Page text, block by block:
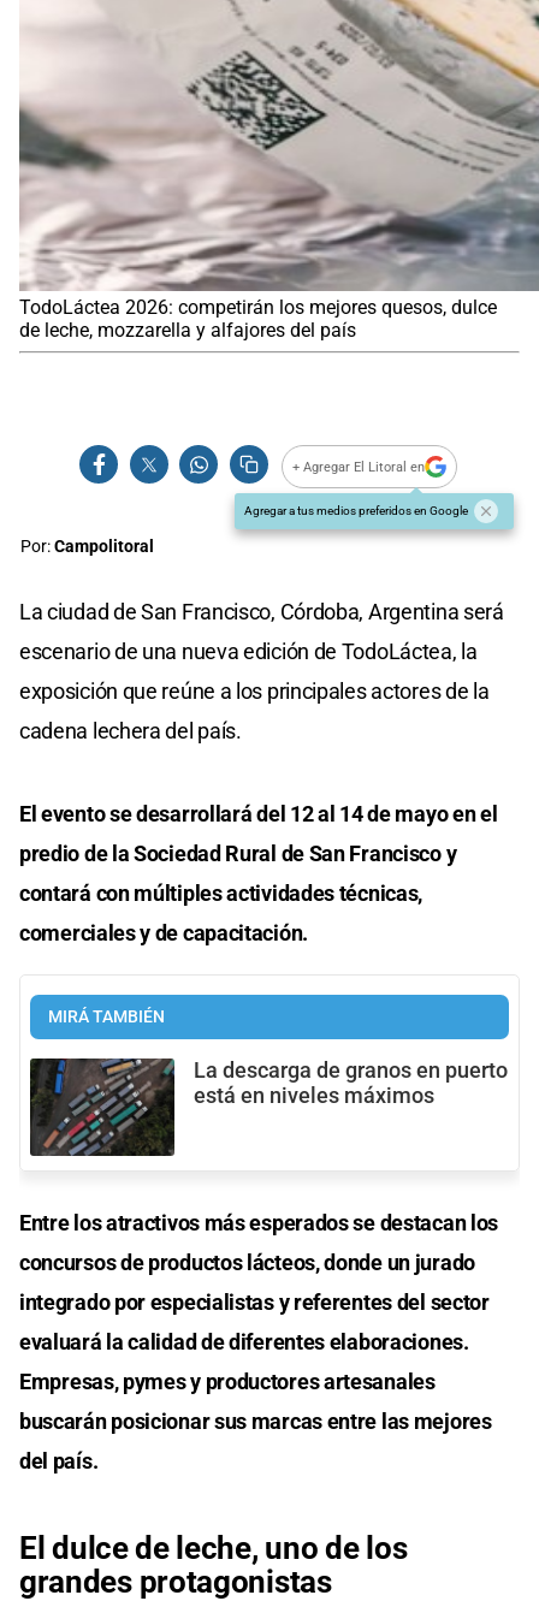
TodoLáctea 2026: competirán los mejores quesos, dulce
de leche, mozzarella y alfajores del país
+ Agregar El Litoral en
Agregar a tus medios preferidos en Google
Por:Campolitoral
La ciudad de San Francisco, Córdoba, Argentina será
escenario de una nueva edición de TodoLáctea, la
exposición que reúne a los principales actores de la
cadena lechera del país.
El evento se desarrollará del 12 al 14 de mayo en el
predio de la Sociedad Rural de San Francisco y
contará con múltiples actividades técnicas,
comerciales y de capacitación.
MIRÁ TAMBIÉN
La descarga de granos en puerto
está en niveles máximos
Entre los atractivos más esperados se destacan los
concursos de productos lácteos, donde un jurado
integrado por especialistas y referentes del sector
evaluará la calidad de diferentes elaboraciones.
Empresas, pymes y productores artesanales
buscarán posicionar sus marcas entre las mejores
del país.
El dulce de leche, uno de los
grandes protagonistas